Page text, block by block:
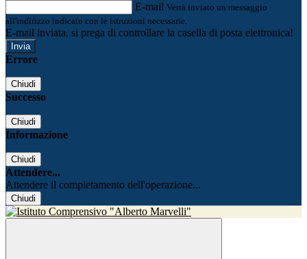
E-mail Verrà inviato un messaggio
all'indirizzo indicato con le istruzioni necessarie.
E-mail inviata, si prega di controllare la casella di posta elettronica!
Errore
Chiudi
Successo
Chiudi
Informazione
Chiudi
Attendere...
Attendere il completamento dell'operazione...
Chiudi